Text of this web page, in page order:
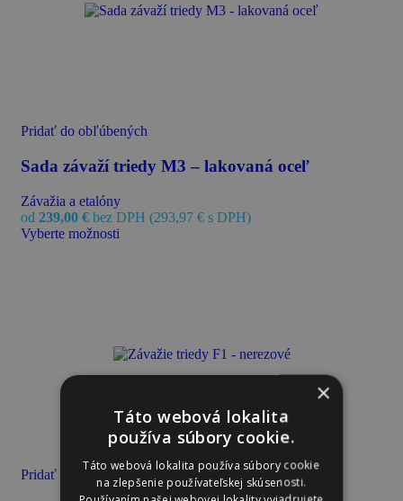
Pridať do obľúbených
Sada závaží triedy M3 – lakovaná oceľ
Závažia a etalóny
od 239,00 € bez DPH (293,97 € s DPH)
Vyberte možnosti
Pridať do obľúbených
×
Táto webová lokalita
používa súbory cookie.
Táto webová lokalita používa súbory cookie
na zlepšenie používateľskej skúsenosti.